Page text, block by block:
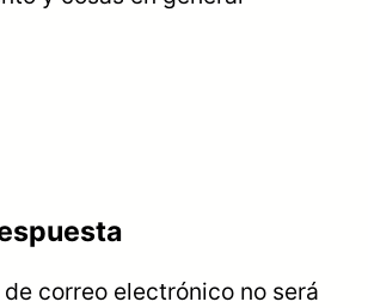
correo electrónico no será